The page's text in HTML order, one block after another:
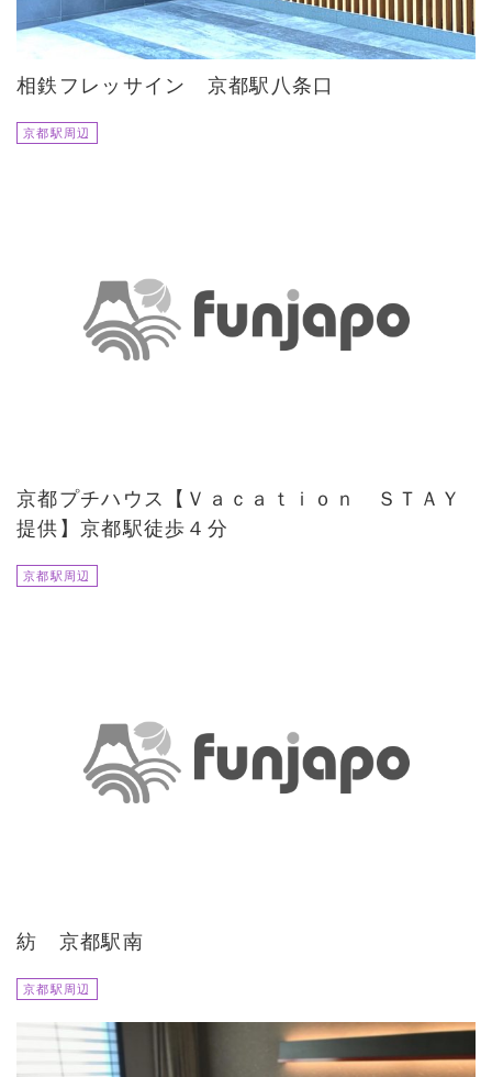
相鉄フレッサイン 京都駅八条口
京都駅周辺
京都プチハウス【Ｖａｃａｔｉｏｎ ＳＴＡＹ
提供】京都駅徒歩４分
京都駅周辺
紡 京都駅南
京都駅周辺